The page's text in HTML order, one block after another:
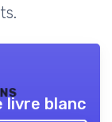
livre blanc